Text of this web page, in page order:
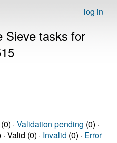
log in
Sieve tasks for
· Validation pending (0) ·
Valid (0) · Invalid (0) · Error